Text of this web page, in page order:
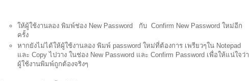
ให้ผู้ใช้งานลอง พิมพ์ช่อง New Password กับ Confirm New Password ใหม่อีก
ครั้ง
หากยังไม่ได้ให้ผู้ใช้งานลอง พิมพ์ password ใหม่ที่ต้องการ เพรียวๆใน Notepad
และ Copy ไปวาง ในช่อง New Password และ Confirm Password เพื่อให้แน่ใจว่า
ผู้ใช้งานพิมพ์ถูกต้องจริงๆ